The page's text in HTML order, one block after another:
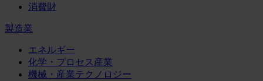
消費財
製造業
エネルギー
化学・プロセス産業
機械・産業テクノロジー